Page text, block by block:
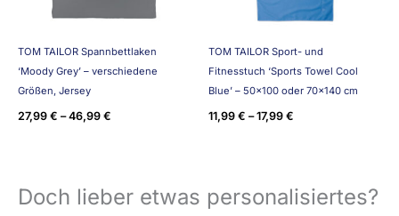
TOM TAILOR Spannbettlaken
‘Moody Grey’ – verschiedene
Größen, Jersey
27,99 € –46,99 €
TOM TAILOR Sport- und
Fitnesstuch ‘Sports Towel Cool
Blue’ – 50×100 oder 70×140 cm
11,99 € –17,99 €
Doch lieber etwas personalisiertes?